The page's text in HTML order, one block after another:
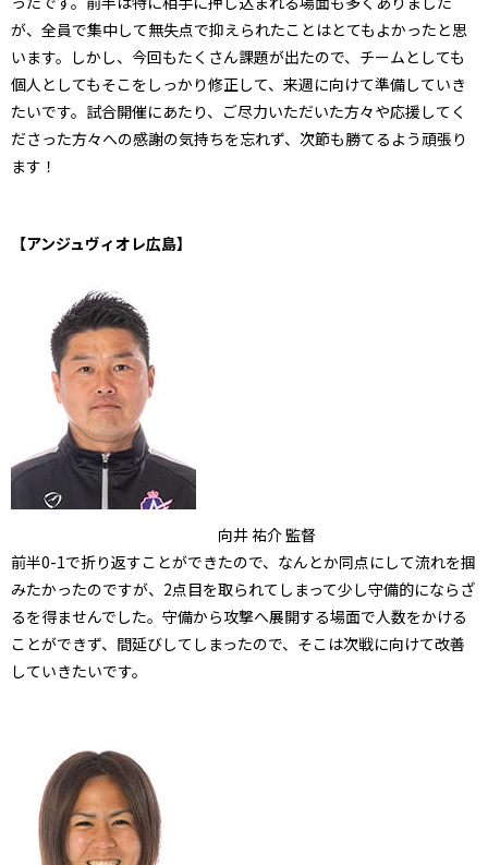
が、全員で集中して無失点で抑えられたことはとてもよかったと思
います。しかし、今回もたくさん課題が出たので、チームとしても
個人としてもそこをしっかり修正して、来週に向けて準備していき
たいです。試合開催にあたり、ご尽力いただいた方々や応援してく
ださった方々への感謝の気持ちを忘れず、次節も勝てるよう頑張り
ます！
【アンジュヴィオレ広島】
向井 祐介 監督
前半0-1で折り返すことができたので、なんとか同点にして流れを掴
みたかったのですが、2点目を取られてしまって少し守備的にならざ
るを得ませんでした。守備から攻撃へ展開する場面で人数をかける
ことができず、間延びしてしまったので、そこは次戦に向けて改善
していきたいです。